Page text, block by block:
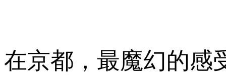
在京都，最魔幻的感